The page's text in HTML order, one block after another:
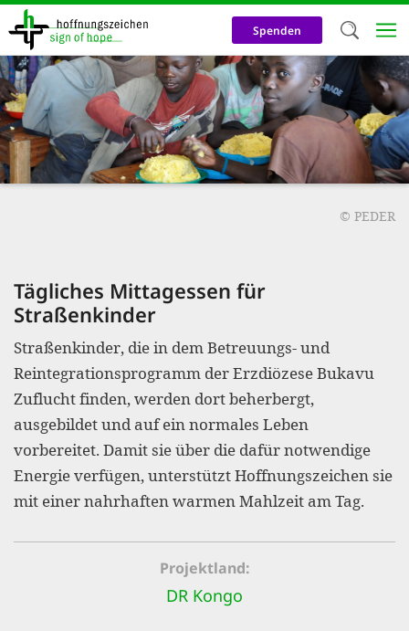
Direkt
zum
Inhalt
Spenden
© PEDER
Tägliches Mittagessen für
Straßenkinder
Straßenkinder, die in dem Betreuungs- und
Reintegrationsprogramm der Erzdiözese Bukavu
Zuflucht finden, werden dort beherbergt,
ausgebildet und auf ein normales Leben
vorbereitet. Damit sie über die dafür notwendige
Energie verfügen, unterstützt Hoffnungszeichen sie
mit einer nahrhaften warmen Mahlzeit am Tag.
Projektland
DR Kongo
Herzlich
Wir
auf
Neben